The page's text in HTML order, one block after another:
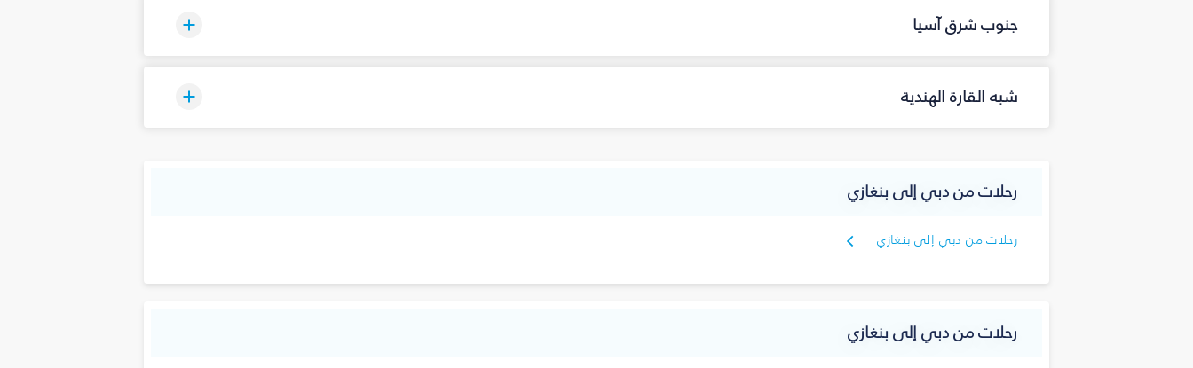
جنوب شرق آسيا
شبه القارة الهندية
رحلات من دبي إلى بنغازي
رحلات من دبي إلى بنغازي
رحلات من دبي إلى بنغازي